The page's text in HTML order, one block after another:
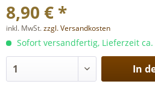
8,90 € *
inkl. MwSt.zzgl. Versandkosten
Sofort versandfertig, Lieferzeit ca.
In